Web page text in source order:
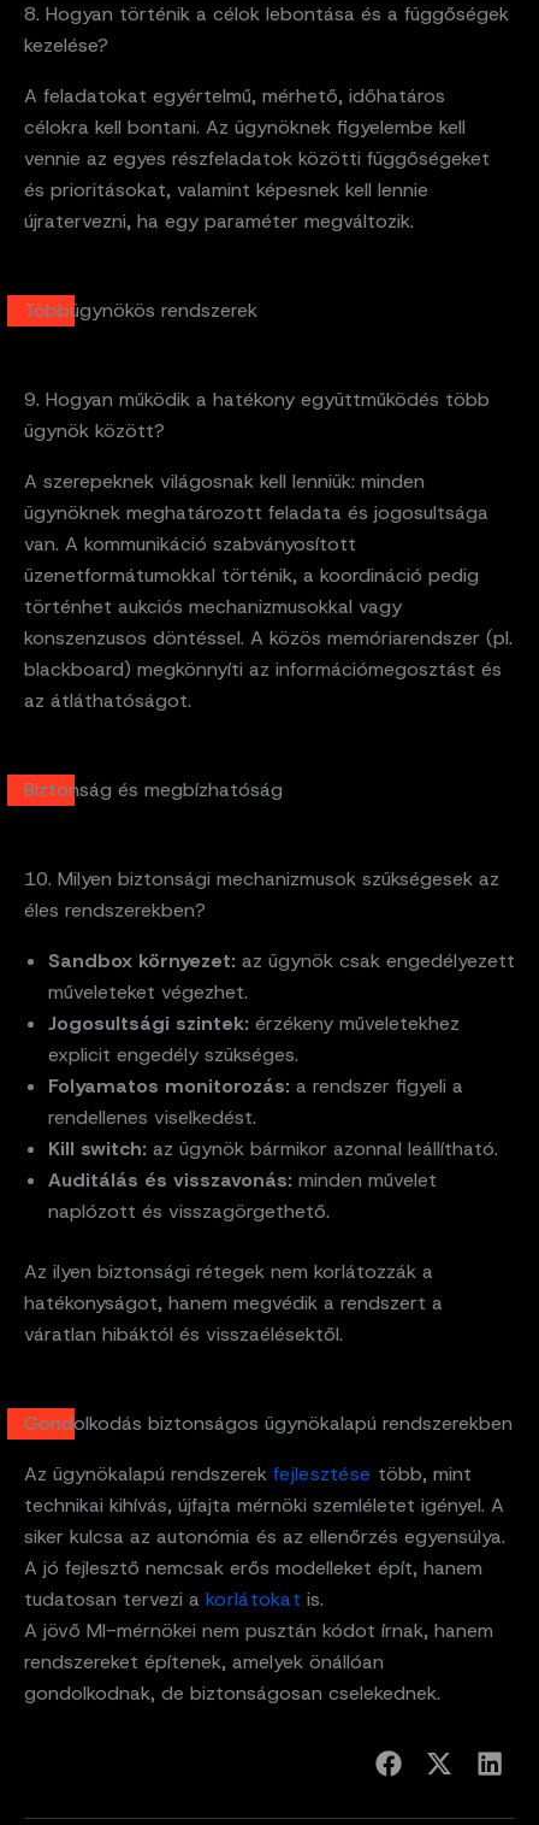
8. Hogyan történik a célok lebontása és a függőségek
kezelése?
A feladatokat egyértelmű, mérhető, időhatáros
célokra kell bontani. Az ügynöknek figyelembe kell
vennie az egyes részfeladatok közötti függőségeket
és prioritásokat, valamint képesnek kell lennie
újratervezni, ha egy paraméter megváltozik.
Többügynökös rendszerek
9. Hogyan működik a hatékony együttműködés több
ügynök között?
A szerepeknek világosnak kell lenniük: minden
ügynöknek meghatározott feladata és jogosultsága
van. A kommunikáció szabványosított
üzenetformátumokkal történik, a koordináció pedig
történhet aukciós mechanizmusokkal vagy
konszenzusos döntéssel. A közös memóriarendszer (pl.
blackboard) megkönnyíti az információmegosztást és
az átláthatóságot.
Biztonság és megbízhatóság
10. Milyen biztonsági mechanizmusok szükségesek az
éles rendszerekben?
Sandbox környezet: az ügynök csak engedélyezett
műveleteket végezhet.
Jogosultsági szintek: érzékeny műveletekhez
explicit engedély szükséges.
Folyamatos monitorozás: a rendszer figyeli a
rendellenes viselkedést.
Kill switch: az ügynök bármikor azonnal leállítható.
Auditálás és visszavonás: minden művelet
naplózott és visszagörgethető.
Az ilyen biztonsági rétegek nem korlátozzák a
hatékonyságot, hanem megvédik a rendszert a
váratlan hibáktól és visszaélésektől.
Gondolkodás biztonságos ügynökalapú rendszerekben
Az ügynökalapú rendszerek fejlesztése több, mint
technikai kihívás, újfajta mérnöki szemléletet igényel. A
siker kulcsa az autonómia és az ellenőrzés egyensúlya.
A jó fejlesztő nemcsak erős modelleket épít, hanem
tudatosan tervezi a korlátokat is.
A jövő MI-mérnökei nem pusztán kódot írnak, hanem
rendszereket építenek, amelyek önállóan
gondolkodnak, de biztonságosan cselekednek.